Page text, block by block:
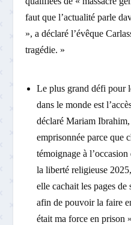
faut que l’actualité parle
», a déclaré l’évêque
tragédie. »
Le plus grand défi pour
dans le monde est
déclaré Mariam Ibrahim,
emprisonnée parce que
témoignage à
la liberté religieuse
elle cachait les pages de
afin de pouvoir la faire
était ma force en prison